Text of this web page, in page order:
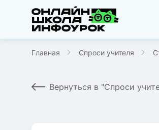
Главная Спроси учителя
Вернуться в "Спроси